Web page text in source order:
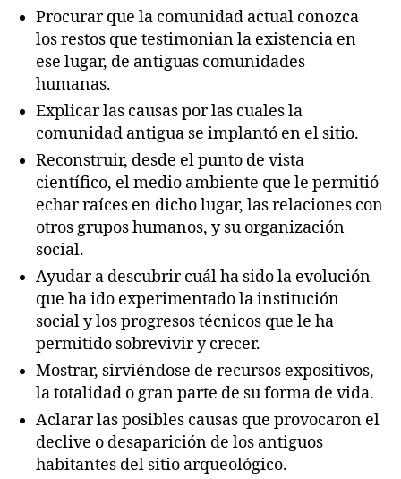
Procurar que la comunidad actual conozca
los restos que testimonian la existencia en
ese lugar, de antiguas comunidades
humanas.
Explicar las causas por las cuales la
comunidad antigua se implantó en el sitio.
Reconstruir, desde el punto de vista
científico, el medio ambiente que le permitió
echar raíces en dicho lugar, las relaciones con
otros grupos humanos, y su organización
social.
Ayudar a descubrir cuál ha sido la evolución
que ha ido experimentado la institución
social y los progresos técnicos que le ha
permitido sobrevivir y crecer.
Mostrar, sirviéndose de recursos expositivos,
la totalidad o gran parte de su forma de vida.
Aclarar las posibles causas que provocaron el
declive o desaparición de los antiguos
habitantes del sitio arqueológico.